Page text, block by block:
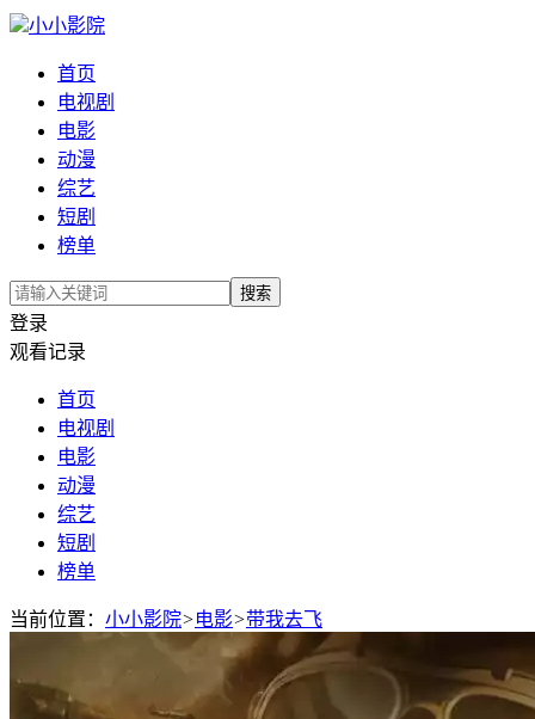
小小影院
首页
电视剧
电影
动漫
综艺
短剧
榜单
搜索
登录
观看记录
首页
电视剧
电影
动漫
综艺
短剧
榜单
当前位置： 小小影院>电影>带我去飞